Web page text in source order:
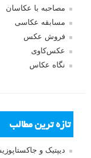
مصاحبه با عکاسان
مسابقه عکاسی
فروش عکس
عکس‌کاوی
نگاه عکاس
تازه ترین مطالب
دیپتیک و